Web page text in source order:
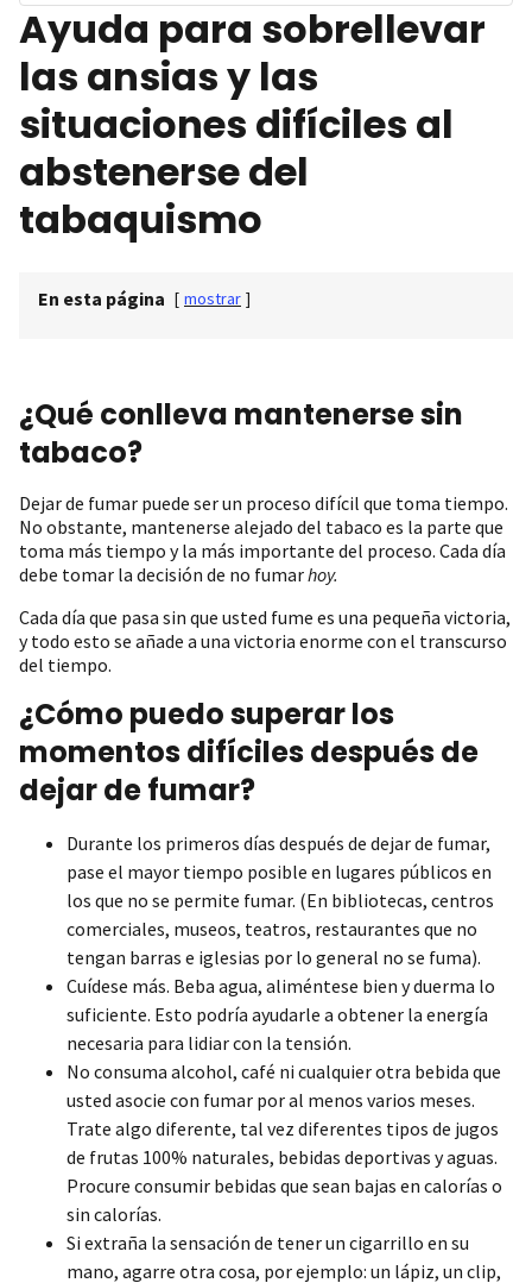
Ayuda para sobrellevar
las ansias y las
situaciones difíciles al
abstenerse del
tabaquismo
En esta página [ mostrar ]
¿Qué conlleva mantenerse sin
tabaco?
Dejar de fumar puede ser un proceso difícil que toma tiempo.
No obstante, mantenerse alejado del tabaco es la parte que
toma más tiempo y la más importante del proceso. Cada día
debe tomar la decisión de no fumarhoy.
Cada día que pasa sin que usted fume es una pequeña victoria,
y todo esto se añade a una victoria enorme con el transcurso
del tiempo.
¿Cómo puedo superar los
momentos difíciles después de
dejar de fumar?
Durante los primeros días después de dejar de fumar,
pase el mayor tiempo posible en lugares públicos en
los que no se permite fumar. (En bibliotecas, centros
comerciales, museos, teatros, restaurantes que no
tengan barras e iglesias por lo general no se fuma).
Cuídese más. Beba agua, aliméntese bien y duerma lo
suficiente. Esto podría ayudarle a obtener la energía
necesaria para lidiar con la tensión.
No consuma alcohol, café ni cualquier otra bebida que
usted asocie con fumar por al menos varios meses.
Trate algo diferente, tal vez diferentes tipos de jugos
de frutas 100% naturales, bebidas deportivas y aguas.
Procure consumir bebidas que sean bajas en calorías o
sin calorías.
Si extraña la sensación de tener un cigarrillo en su
mano, agarre otra cosa, por ejemplo: un lápiz, un clip,